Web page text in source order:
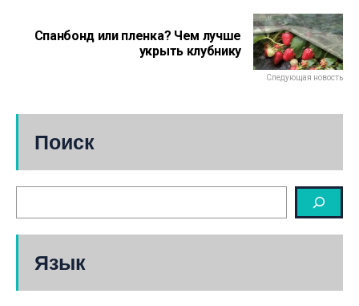
Спанбонд или пленка? Чем лучше
укрыть клубнику
Следующая новость
Поиск
Язык